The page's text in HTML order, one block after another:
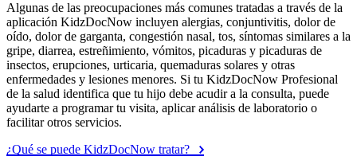
Algunas de las preocupaciones más comunes tratadas a través de la
aplicación KidzDocNow incluyen alergias, conjuntivitis, dolor de
oído, dolor de garganta, congestión nasal, tos, síntomas similares a la
gripe, diarrea, estreñimiento, vómitos, picaduras y picaduras de
insectos, erupciones, urticaria, quemaduras solares y otras
enfermedades y lesiones menores. Si tu KidzDocNow Profesional
de la salud identifica que tu hijo debe acudir a la consulta, puede
ayudarte a programar tu visita, aplicar análisis de laboratorio o
facilitar otros servicios.
¿Qué se puede KidzDocNow tratar?